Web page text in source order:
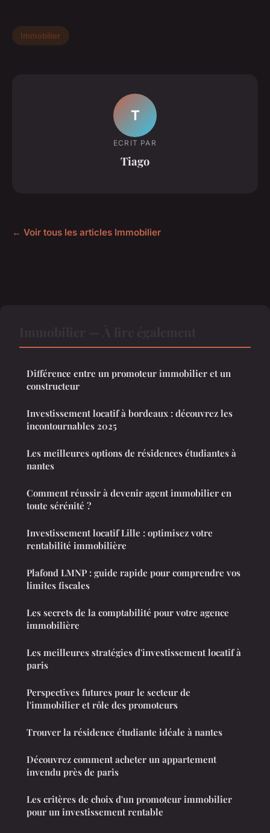
Immobilier
T
ECRIT PAR
Tiago
← Voir tous les articles Immobilier
Différence entre un promoteur immobilier et un
constructeur
Investissement locatif à bordeaux : découvrez les
incontournables 2025
Les meilleures options de résidences étudiantes à
nantes
Comment réussir à devenir agent immobilier en
toute sérénité ?
Investissement locatif Lille : optimisez votre
rentabilité immobilière
Plafond LMNP : guide rapide pour comprendre vos
limites fiscales
Les secrets de la comptabilité pour votre agence
immobilière
Les meilleures stratégies d'investissement locatif à
paris
Perspectives futures pour le secteur de
l'immobilier et rôle des promoteurs
Trouver la résidence étudiante idéale à nantes
Découvrez comment acheter un appartement
invendu près de paris
Les critères de choix d'un promoteur immobilier
pour un investissement rentable